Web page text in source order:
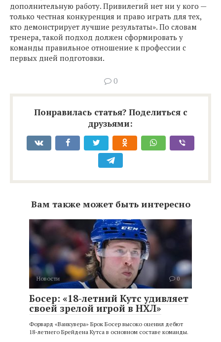
дополнительную работу. Привилегий нет ни у кого —
только честная конкуренция и право играть для тех,
кто демонстрирует лучшие результаты». По словам
тренера, такой подход должен сформировать у
команды правильное отношение к профессии с
первых дней подготовки.
0
Понравилась статья? Поделиться с
друзьями:
Вам также может быть интересно
Новости 0
Босер: «18-летний Кутс удивляет
своей зрелой игрой в НХЛ»
Форвард «Ванкувера» Брок Босер высоко оценил дебют
18-летнего Брейдена Кутса в основном составе команды.